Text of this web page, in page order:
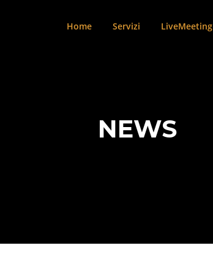
Home Servizi LiveMeeting
NEWS